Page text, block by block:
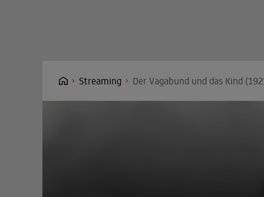
Streaming Der Vagabund und das Kind